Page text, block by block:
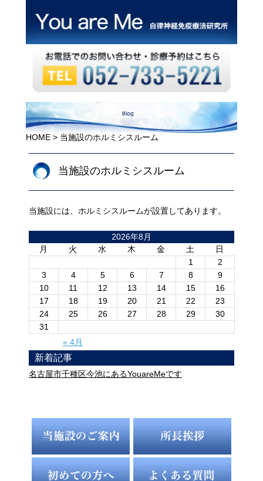
HOME > 当施設のホルミシスルーム
当施設のホルミシスルーム
当施設には、ホルミシスルームが設置してあります。
2026年8月
月
火 水 木 金 土 日
« 4月
1
2
3
4 5 6 7 8
9
10
11 12 13 14 15
16
17
18 19 20 21 22
23
24
25 26 27 28 29
30
31
新着記事
名古屋市千種区今池にあるYouareMeです